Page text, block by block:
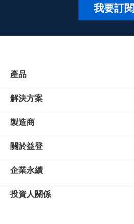
我要訂閱
產品
解決方案
製造商
關於益登
企業永續
投資人關係